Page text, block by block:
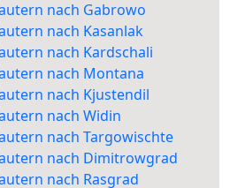
nach Gabrowo
nach Kasanlak
nach Kardschali
nach Montana
nach Kjustendil
nach Widin
nach Targowischte
nach Dimitrowgrad
nach Rasgrad